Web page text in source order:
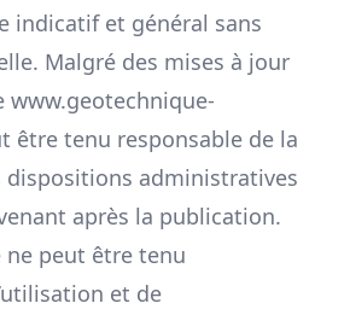
indicatif et général sans
Malgré des mises à jour
www.geotechnique-
être tenu responsable de la
administratives
après la publication.
ne peut être tenu
et de